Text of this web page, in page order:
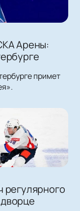
Арены:
примет
регулярного